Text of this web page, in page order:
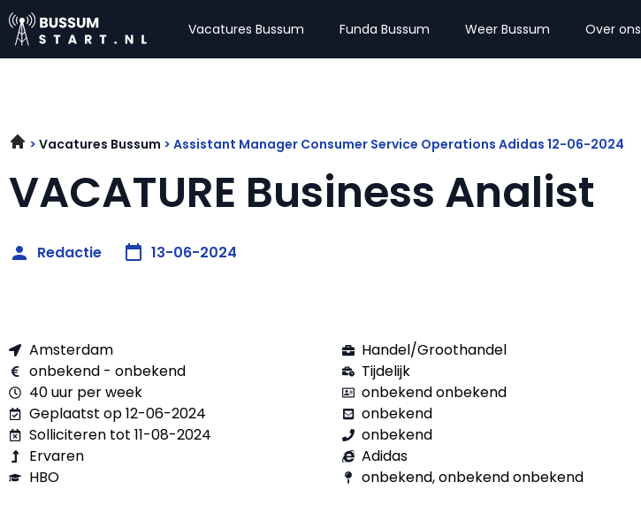
Vacatures Bussum Funda Bussum Weer Bussum Over ons
Vacatures Bussum Assistant Manager Consumer Service Operations Adidas 12-06-2024
VACATURE Business Analist
Redactie 13-06-2024
Amsterdam
onbekend - onbekend
40 uur per week
Geplaatst op 12-06-2024
Solliciteren tot 11-08-2024
Ervaren
HBO
Handel/Groothandel
Tijdelijk
onbekend onbekend
onbekend
onbekend
Adidas
onbekend, onbekend onbekend